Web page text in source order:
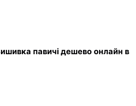
павичі дешево онлайн в